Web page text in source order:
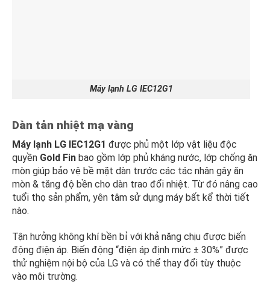
Máy lạnh LG IEC12G1
Dàn tản nhiệt mạ vàng
Máy lạnh LG IEC12G1 được phủ một lớp vật liệu độc
quyền Gold Fin bao gồm lớp phủ kháng nước, lớp chống ăn
mòn giúp bảo vệ bề mặt dàn trước các tác nhân gây ăn
mòn & tăng độ bền cho dàn trao đổi nhiệt. Từ đó nâng cao
tuổi thọ sản phẩm, yên tâm sử dụng máy bất kể thời tiết
nào.
Tận hưởng không khí bền bỉ với khả năng chịu được biến
động điện áp. Biến động “điện áp định mức ± 30%” được
thử nghiệm nội bộ của LG và có thể thay đổi tùy thuộc
vào môi trường.